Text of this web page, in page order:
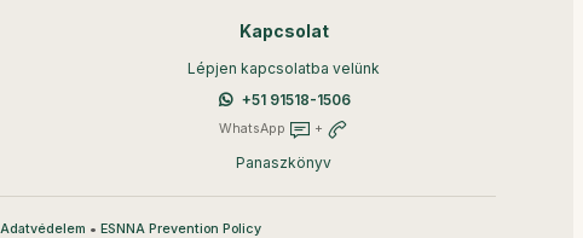
Kapcsolat
Lépjen kapcsolatba velünk
+51 91518-1506
WhatsApp +
Panaszkönyv
Adatvédelem •ESNNA Prevention Policy